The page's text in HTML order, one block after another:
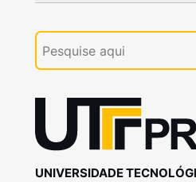
UNIVERSIDADE